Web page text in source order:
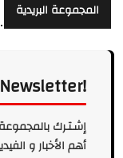
المجموعة البريدية
إشـتـرك بالمجموعة
أهم الأخبار و